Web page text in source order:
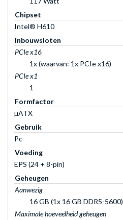
Chipset
Intel® H610
Inbouwsloten
PCIe x16
1x (waarvan: 1x PCIe x16)
PCIe x1
1
Formfactor
µATX
Gebruik
Pc
Voeding
EPS (24 + 8-pin)
Geheugen
Aanwezig
16 GB (1x 16 GB DDR5-5600)
Maximale hoeveelheid geheugen